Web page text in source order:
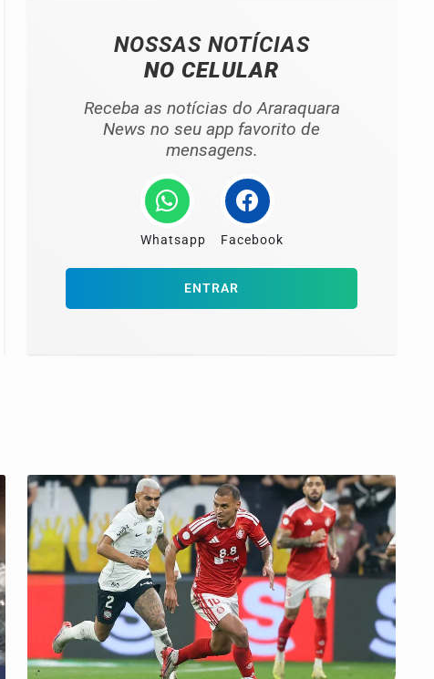
NOSSAS NOTÍCIAS
NO CELULAR
Receba as notícias do Araraquara
News no seu app favorito de
mensagens.
Whatsapp Facebook
ENTRAR